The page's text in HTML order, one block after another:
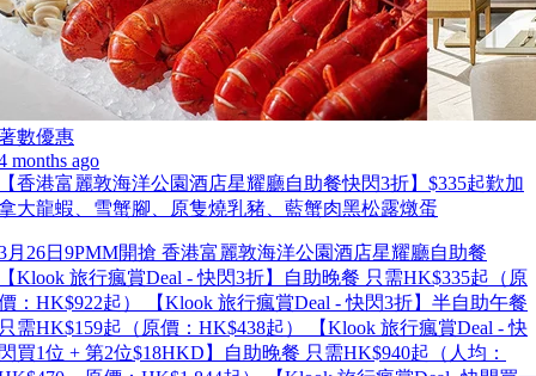
數優惠
months ago
香港富麗敦海洋公園酒店星耀廳自助餐快閃3折】$335起歎加
大龍蝦、雪蟹腳、原隻燒乳豬、藍蟹肉黑松露燉蛋
月26日9PMM開搶 香港富麗敦海洋公園酒店星耀廳自助餐
Klook 旅行瘋賞Deal - 快閃3折】自助晚餐 只需HK$335起（原
：HK$922起） 【Klook 旅行瘋賞Deal - 快閃3折】半自助午餐
需HK$159起（原價：HK$438起） 【Klook 旅行瘋賞Deal - 快
買1位 + 第2位$18HKD】自助晚餐 只需HK$940起（人均：